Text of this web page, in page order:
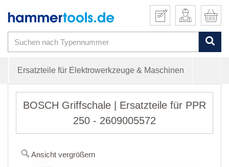
Ersatzteile für Elektrowerkzeuge & Maschinen
BOSCH Griffschale | Ersatzteile für PPR
250 - 2609005572
Ansicht vergrößern